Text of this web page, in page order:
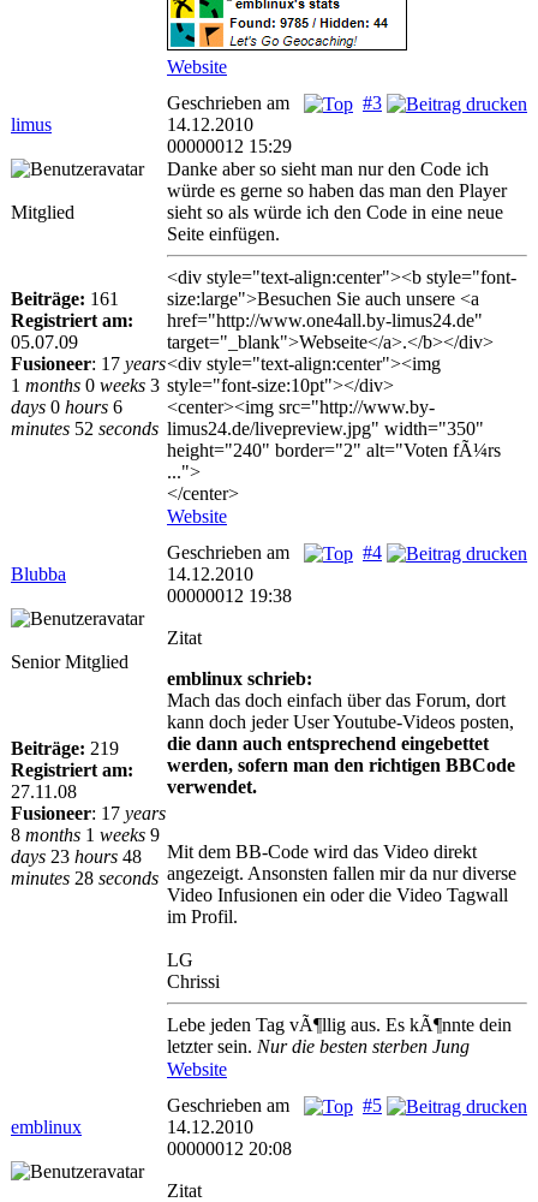
Website
limus
#3
Geschrieben am
14.12.2010
00000012 15:29
Mitglied
Beiträge: 161
Registriert am:
05.07.09
Fusioneer: 17 years
1 months 0 weeks 3
days 0 hours 6
minutes 52 seconds
Danke aber so sieht man nur den Code ich
würde es gerne so haben das man den Player
sieht so als würde ich den Code in eine neue
Seite einfügen.
<div style="text-align:center"><b style="font-
size:large">Besuchen Sie auch unsere <a
href="http://www.one4all.by-limus24.de"
target="_blank">Webseite</a>.</b></div>
<div style="text-align:center"><img
style="font-size:10pt"></div>
<center><img src="http://www.by-
limus24.de/livepreview.jpg" width="350"
height="240" border="2" alt="Voten fÃ¼rs
...">
</center>
Website
Blubba
#4
Geschrieben am
14.12.2010
00000012 19:38
Senior Mitglied
Beiträge: 219
Registriert am:
27.11.08
Fusioneer: 17 years
8 months 1 weeks 9
days 23 hours 48
minutes 28 seconds
Zitat
emblinux schrieb:
Mach das doch einfach über das Forum, dort
kann doch jeder User Youtube-Videos posten,
die dann auch entsprechend eingebettet
werden, sofern man den richtigen BBCode
verwendet.
Mit dem BB-Code wird das Video direkt
angezeigt. Ansonsten fallen mir da nur diverse
Video Infusionen ein oder die Video Tagwall
im Profil.
LG
Chrissi
Lebe jeden Tag vÃ¶llig aus. Es kÃ¶nnte dein
letzter sein. Nur die besten sterben Jung
Website
emblinux
#5
Geschrieben am
14.12.2010
00000012 20:08
Zitat